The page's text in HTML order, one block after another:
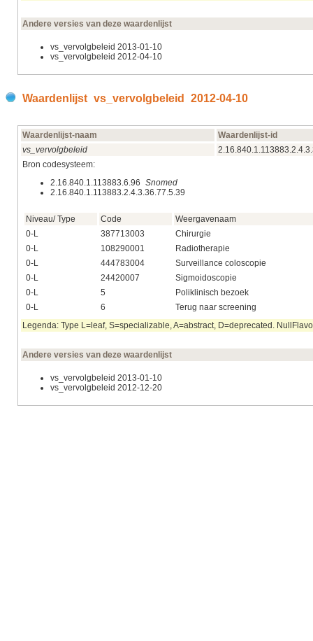
Andere versies van deze waardenlijst
vs_vervolgbeleid 2013‑01‑10
vs_vervolgbeleid 2012‑04‑10
Waardenlijst vs_vervolgbeleid 2012‑04‑10
Waardenlijst-naam
Waardenlijst-id
vs_vervolgbeleid
Bron codesysteem:
2.16.840.1.113883.6.96 Snomed
2.16.840.1.113883.2.4.3.36.77.5.39
Niveau/ Type Code
Weergavenaam
0-L
387713003
Chirurgie
0-L
108290001
Radiotherapie
0-L
444783004
Surveillance coloscopie
0-L
24420007
Sigmoidoscopie
0-L
5
Poliklinisch bezoek
0-L
6
Terug naar screening
Legenda: Type L=leaf, S=specializable, A=abstract, D=deprecated.
Andere versies van deze waardenlijst
vs_vervolgbeleid 2013‑01‑10
vs_vervolgbeleid 2012‑12‑20